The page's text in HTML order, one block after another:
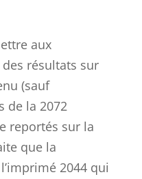
aux
résultats sur
(sauf
de la 2072
reportés sur la
que la
2044 qui